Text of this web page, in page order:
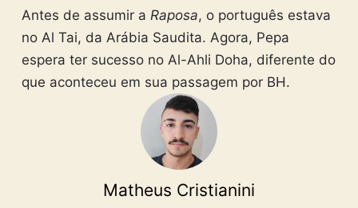
Antes de assumir a Raposa, o português estava
no Al Tai, da Arábia Saudita. Agora, Pepa
espera ter sucesso no Al-Ahli Doha, diferente do
que aconteceu em sua passagem por BH.
Matheus Cristianini